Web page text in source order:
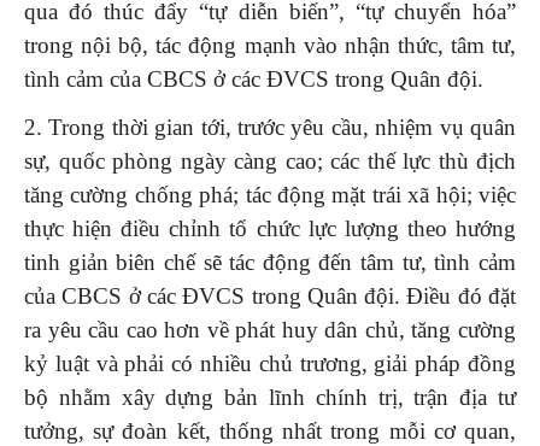
qua đó thúc đẩy “tự diễn biến”, “tự chuyển hóa”
trong nội bộ, tác động mạnh vào nhận thức, tâm tư,
tình cảm của CBCS ở các ĐVCS trong Quân đội.
2. Trong thời gian tới, trước yêu cầu, nhiệm vụ quân
sự, quốc phòng ngày càng cao; các thế lực thù địch
tăng cường chống phá; tác động mặt trái xã hội; việc
thực hiện điều chỉnh tổ chức lực lượng theo hướng
tinh giản biên chế sẽ tác động đến tâm tư, tình cảm
của CBCS ở các ĐVCS trong Quân đội. Điều đó đặt
ra yêu cầu cao hơn về phát huy dân chủ, tăng cường
kỷ luật và phải có nhiều chủ trương, giải pháp đồng
bộ nhằm xây dựng bản lĩnh chính trị, trận địa tư
tưởng, sự đoàn kết, thống nhất trong mỗi cơ quan,